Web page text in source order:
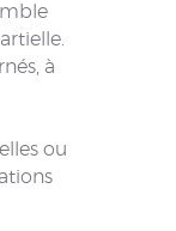
à
ou